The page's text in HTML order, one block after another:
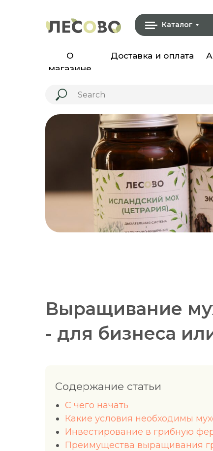
Каталог
О
магазине
Доставка и оплата
Выращивание
- для бизнеса
Содержание статьи
С чего начать
Какие условия необходимы
Инвестирование в грибную
Преимущества выращивания